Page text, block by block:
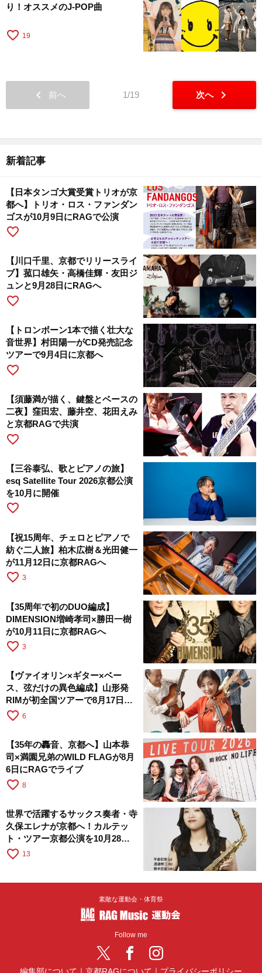
り！オススメのJ-POP曲
favorite_border 19
chevron_left 前へ 1/19 次へ chevron_right
新着記事
【日本タンゴ大賞受賞トリオが京
都へ】トリオ・ロス・ファンダン
ゴスが10月9日にRAGで公演
favorite_border
【川口千里、京都でリリースライ
ブ】菰口雄矢・高橋佳輝・友田ジ
ュンと9月28日にRAGへ
favorite_border
【トロンボーン1本で描く壮大な
音世界】村田陽一がCD発売記念
ツアーで9月4日に京都へ
favorite_border
【須藤満が描く、鍵盤とベースの
二夜】窪田宏、藤井空、花田えみ
と京都RAGで共演
favorite_border
【三谷泰弘、歌とピアノの旅】
esq Satellite Tour 2026京都公演
を10月に開催
favorite_border
【祝15周年、チェロとピアノで
紡ぐ二人旅】柏木広樹＆光田健一
が11月12日に京都RAGへ
favorite_border 3
【35周年で初のDUO編成】
DIMENSION増崎孝司×勝田一樹
が10月11日に京都RAGへ
favorite_border 3
【ヴァイオリン×ギター×ベー
ス、弦だけの異色編成】山形発
RIMが初全国ツアーで8月17日に
RAGへ
favorite_border 6
【35年の轟音、京都へ】山本恭
司×満園兄弟のWILD FLAGが8月
6日にRAGでライブ
favorite_border 8
世界で活躍するサックス奏者・寺
久保エレナが京都へ！カルテッ
ト・ツアー京都公演を10月28日
に開催
favorite_border 13
素敵な運動会・体育祭
Follow me